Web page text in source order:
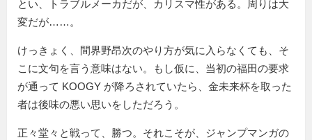
とい、トラブルメーカだが、カリスマ性がある。周りは大
変だが……。
けっきょく、間界野昂次のやり方が気に入らなくても、そ
こに文句を言う意味はない。もし仮に、当初の福田の要求
が通って KOOGY が降ろされていたら、金未来杯を取った
者は後味の悪い思いをしただろう。
正々堂々と戦って、勝つ。それこそが、ジャンプマンガの